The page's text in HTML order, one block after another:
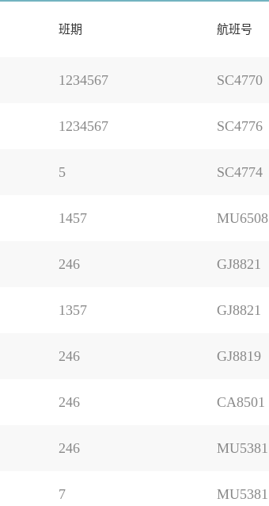
班期 航班号
1234567 SC4770
1234567 SC4776
5 SC4774
1457 MU6508
246 GJ8821
1357 GJ8821
246 GJ8819
246 CA8501
246 MU5381
7 MU5381